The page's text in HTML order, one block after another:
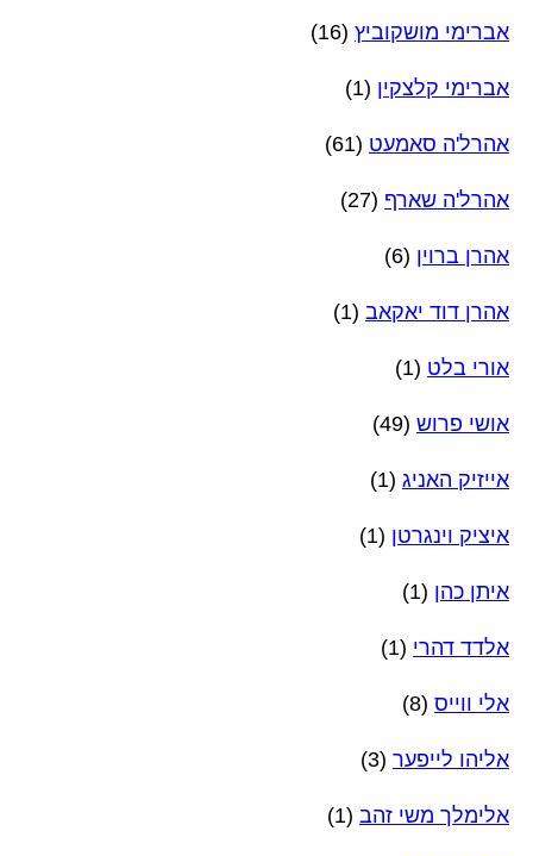
אברימי מושקוביץ (16)
אברימי קלצקין (1)
אהרל'ה סאמעט (61)
אהרל'ה שארף (27)
אהרן ברוין (6)
אהרן דוד יאקאב (1)
אורי בלט (1)
אושי פרוש (49)
אייזיק האניג (1)
איציק וינגרטן (1)
איתן כהן (1)
אלדד דהרי (1)
אלי ווייס (8)
אליהו לייפער (3)
אלימלך משי זהב (1)